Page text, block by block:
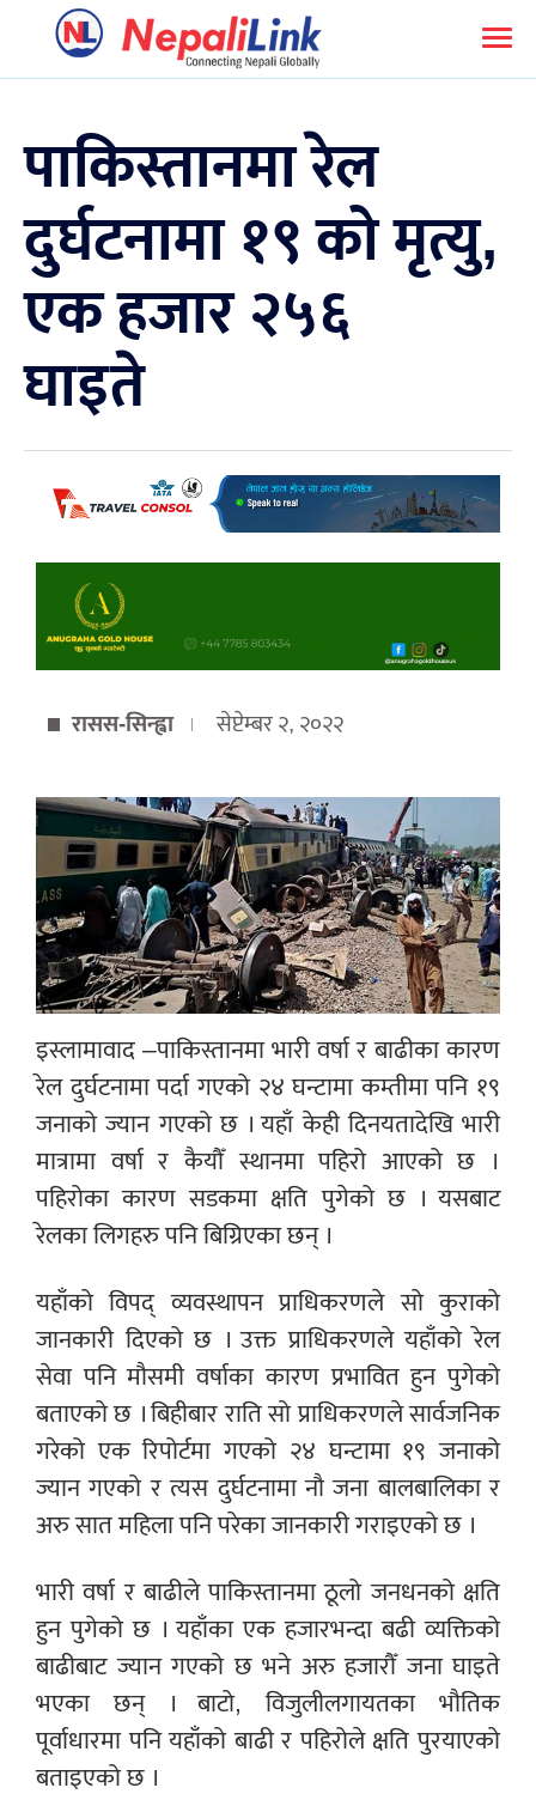
पाकिस्तानमा रेल
दुर्घटनामा १९ को मृत्यु,
एक हजार २५६
घाइते
रासस-सिन्ह्वा सेप्टेम्बर २, २०२२
इस्लामावाद –पाकिस्तानमा भारी वर्षा र बाढीका कारण
रेल दुर्घटनामा पर्दा गएको २४ घन्टामा कम्तीमा पनि १९
जनाको ज्यान गएको छ । यहाँ केही दिनयतादेखि भारी
मात्रामा वर्षा र कैयौँ स्थानमा पहिरो आएको छ ।
पहिरोका कारण सडकमा क्षति पुगेको छ । यसबाट
रेलका लिगहरु पनि बिग्रिएका छन् ।
यहाँको विपद् व्यवस्थापन प्राधिकरणले सो कुराको
जानकारी दिएको छ । उक्त प्राधिकरणले यहाँको रेल
सेवा पनि मौसमी वर्षाका कारण प्रभावित हुन पुगेको
बताएको छ । बिहीबार राति सो प्राधिकरणले सार्वजनिक
गरेको एक रिपोर्टमा गएको २४ घन्टामा १९ जनाको
ज्यान गएको र त्यस दुर्घटनामा नौ जना बालबालिका र
अरु सात महिला पनि परेका जानकारी गराइएको छ ।
भारी वर्षा र बाढीले पाकिस्तानमा ठूलो जनधनको क्षति
हुन पुगेको छ । यहाँका एक हजारभन्दा बढी व्यक्तिको
बाढीबाट ज्यान गएको छ भने अरु हजारौँ जना घाइते
भएका छन् । बाटो, विजुलीलगायतका भौतिक
पूर्वाधारमा पनि यहाँको बाढी र पहिरोले क्षति पुरयाएको
बताइएको छ ।